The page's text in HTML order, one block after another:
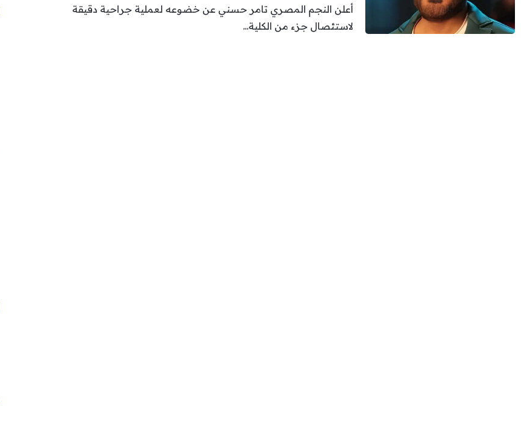
أعلن النجم المصري تامر حسني عن خضوعه لعملية جراحية دقيقة
لاستئصال جزء من الكلية...